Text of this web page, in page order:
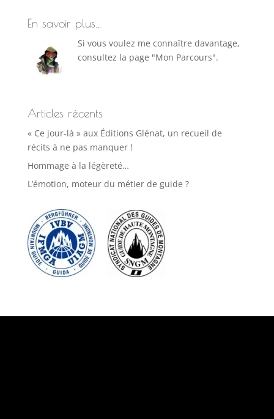
En savoir plus…
Si vous voulez me connaître davantage,
consultez la page "Mon Parcours".
Articles récents
« Ce jour-là » aux Éditions Glénat, un recueil de
récits à ne pas manquer !
Hommage à la légèreté…
L’émotion, moteur du métier de guide ?